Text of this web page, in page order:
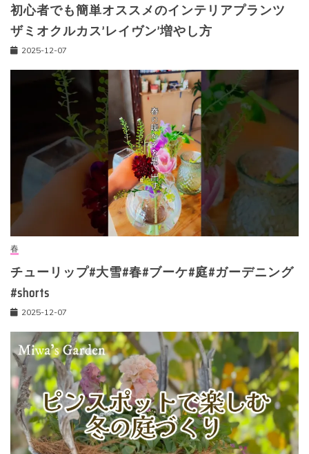
初心者でも簡単オススメのインテリアプランツ
ザミオクルカス’レイヴン’増やし方
2025-12-07
春
チューリップ#大雪#春#ブーケ#庭#ガーデニング
#shorts
2025-12-07